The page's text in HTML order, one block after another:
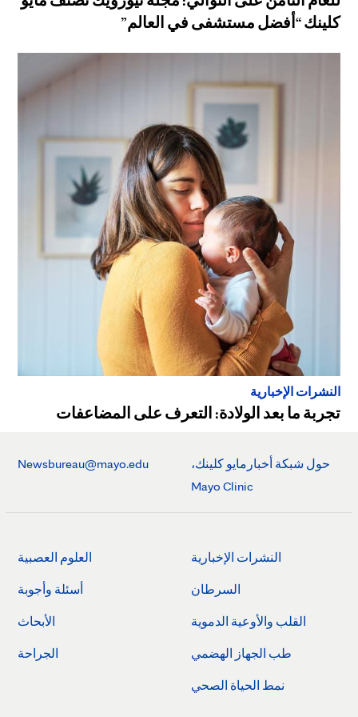
كلينك “أفضل مستشفى في العالم”
النشرات الإخبارية
تجربة ما بعد الولادة: التعرف على المضاعفات
حول شبكة أخبارمايو كلينك،
Mayo Clinic
Newsbureau@mayo.edu
النشرات الإخبارية
السرطان
القلب والأوعية الدموية
طب الجهاز الهضمي
نمط الحياة الصحي
العلوم العصبية
أسئلة وأجوبة
الأبحاث
الجراحة